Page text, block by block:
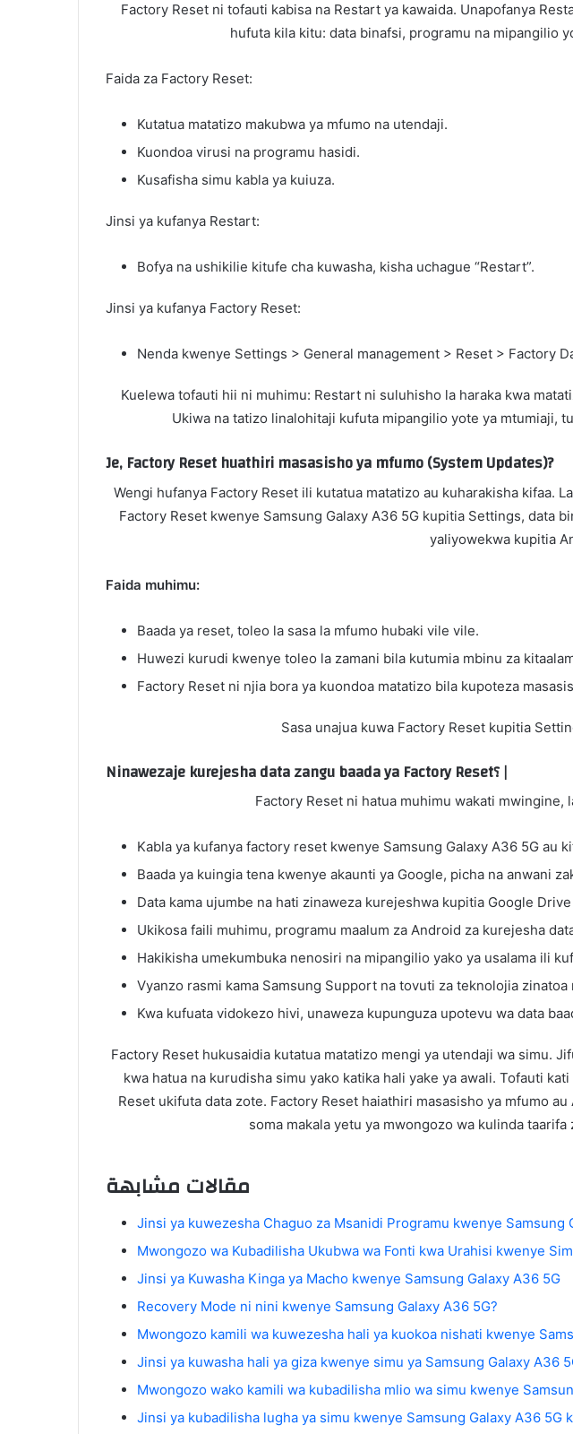
Factory Reset ni tofauti kabisa na Restart ya kawaida. Unapofanya
hufuta kila kitu: data binafsi, programu na mipangilio
Faida za Factory Reset:
Kutatua matatizo makubwa ya mfumo na utendaji.
Kuondoa virusi na programu hasidi.
Kusafisha simu kabla ya kuiuza.
Jinsi ya kufanya Restart:
Bofya na ushikilie kitufe cha kuwasha, kisha uchague “Restart”.
Jinsi ya kufanya Factory Reset:
Nenda kwenye Settings > General management > Reset > Factory
Kuelewa tofauti hii ni muhimu: Restart ni suluhisho la haraka kwa
Ukiwa na tatizo linalohitaji kufuta mipangilio yote ya mtumiaji,
Je, Factory Reset huathiri masasisho ya mfumo (System Updates)?
Wengi hufanya Factory Reset ili kutatua matatizo au kuharakisha kifaa.
Factory Reset kwenye Samsung Galaxy A36 5G kupitia Settings, data
yaliyowekwa kupitia
Faida muhimu:
Baada ya reset, toleo la sasa la mfumo hubaki vile vile.
Huwezi kurudi kwenye toleo la zamani bila kutumia mbinu za
Factory Reset ni njia bora ya kuondoa matatizo bila kupoteza
Sasa unajua kuwa Factory Reset kupitia
Ninawezaje kurejesha data zangu baada ya Factory Reset؟ |
Factory Reset ni hatua muhimu wakati mwingine,
Kabla ya kufanya factory reset kwenye Samsung Galaxy A36 5G au
Baada ya kuingia tena kwenye akaunti ya Google, picha na anwani
Data kama ujumbe na hati zinaweza kurejeshwa kupitia Google
Ukikosa faili muhimu, programu maalum za Android za kurejesha
Hakikisha umekumbuka nenosiri na mipangilio yako ya usalama ili
Vyanzo rasmi kama Samsung Support na tovuti za teknolojia zinatoa
Kwa kufuata vidokezo hivi, unaweza kupunguza upotevu wa data
Factory Reset hukusaidia kutatua matatizo mengi ya utendaji wa simu.
kwa hatua na kurudisha simu yako katika hali yake ya awali. Tofauti
Reset ukifuta data zote. Factory Reset haiathiri masasisho ya mfumo
soma makala yetu ya mwongozo wa kulinda
مقالات مشابهة
Jinsi ya kuwezesha Chaguo za Msanidi Programu kwenye Samsung
Mwongozo wa Kubadilisha Ukubwa wa Fonti kwa Urahisi kwenye
Jinsi ya Kuwasha Kinga ya Macho kwenye Samsung Galaxy A36 5G
Recovery Mode ni nini kwenye Samsung Galaxy A36 5G?
Mwongozo kamili wa kuwezesha hali ya kuokoa nishati kwenye
Jinsi ya kuwasha hali ya giza kwenye simu ya Samsung Galaxy A36
Mwongozo wako kamili wa kubadilisha mlio wa simu kwenye
Jinsi ya kubadilisha lugha ya simu kwenye Samsung Galaxy A36 5G